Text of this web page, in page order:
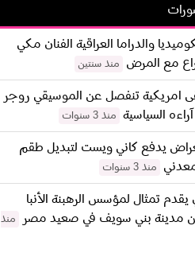
والدراما العراقية الفنان مكي
مع المرض
منذ سنتين
امريكية تنفصل عن الموسيقي روجر
السياسية
منذ 3 سنوات
يدفع كاني ويست لتبديل طقم
معدني
منذ 3 سنوات
تمثال لمؤسس الرهبنة الأنبا
مدينة بني سويف في صعيد مصر
منذ